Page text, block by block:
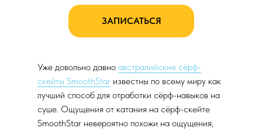
ЗАПИСАТЬСЯ
Уже довольно давно австралийские сёрф-
скейты SmoothStar известны по всему миру как
лучший способ для отработки сёрф-навыков на
суше. Ощущения от катания на сёрф-скейте
SmoothStar невероятно похожи на ощущения,